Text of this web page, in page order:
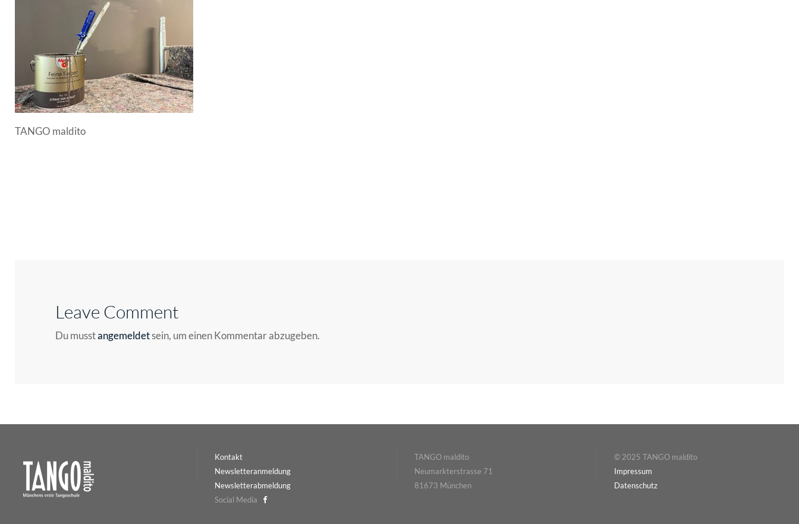
TANGO maldito
Leave Comment
Du musstangemeldetsein, um einen Kommentar abzugeben.
Kontakt
Newsletteranmeldung
Newsletterabmeldung
Social Media
TANGO maldito
Neumarkterstrasse 71
81673 München
© 2025 TANGO maldito
Impressum
Datenschutz